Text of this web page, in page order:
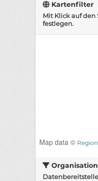
Kartenfilter
Mit Klick auf
festlegen.
Map data ©